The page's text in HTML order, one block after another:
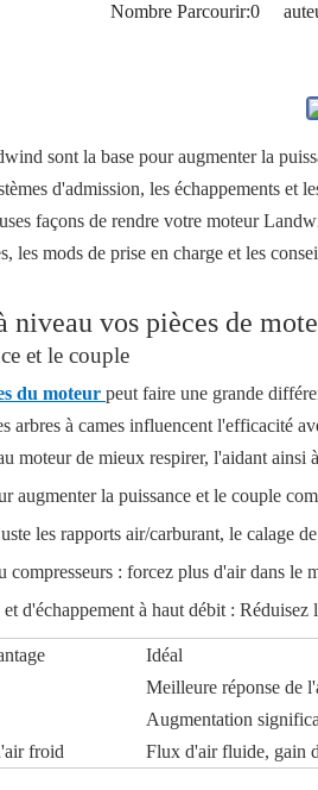
Nombre Parcourir:0
sont la base pour augmenter la
d'admission, les échappements
façons de rendre votre moteur
les mods de prise en charge et les
niveau vos pièces de
et le couple
du moteur peut faire une grande
arbres à cames influencent l'efficacité
moteur de mieux respirer, l'aidant ainsi
augmenter la puissance et le couple
les rapports air/carburant, le calage
compresseurs : forcez plus d'air dans le
et d'échappement à haut débit :
Idéal
Meilleure réponse de
Augmentation
froid
Flux d'air fluide, gain